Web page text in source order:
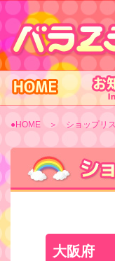
●HOME ＞ ショップリス
大阪府